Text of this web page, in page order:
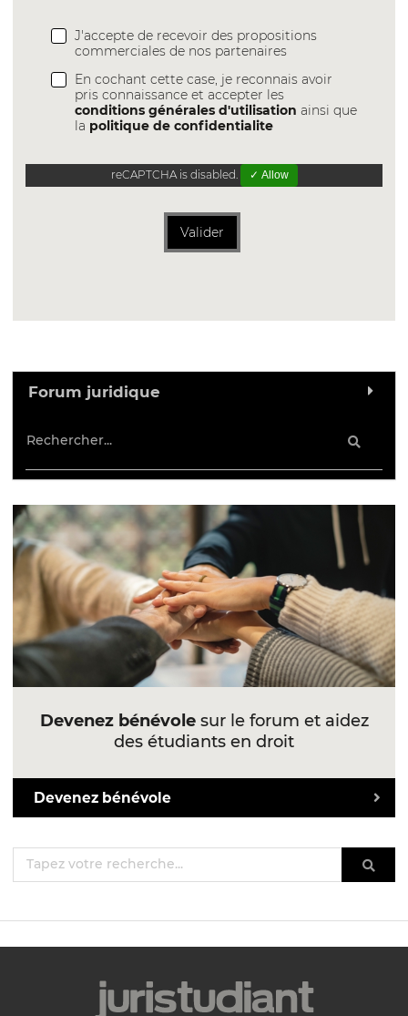
J'accepte de recevoir des propositions
commerciales de nos partenaires
En cochant cette case, je reconnais avoir
pris connaissance et accepter les
conditions générales d'utilisation ainsi que
la politique de confidentialite
reCAPTCHA is disabled. ✓ Allow
Valider
Forum juridique
Devenez bénévolesur le forum et aidez
des étudiants en droit
Devenez bénévole